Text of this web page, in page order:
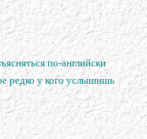
по-английски
редко у кого услышишь